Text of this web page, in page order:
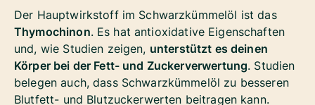
Der Hauptwirkstoff im Schwarzkümmelöl ist das
Thymochinon. Es hat antioxidative Eigenschaften
und, wie Studien zeigen, unterstützt es deinen
Körper bei der Fett- und Zuckerverwertung. Studien
belegen auch, dass Schwarzkümmelöl zu besseren
Blutfett- und Blutzuckerwerten beitragen kann.